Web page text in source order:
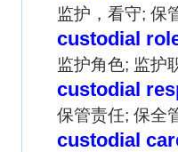
监护，看守; 保
custodial
监护角色; 监护
custodial
保管责任; 保全
custodial